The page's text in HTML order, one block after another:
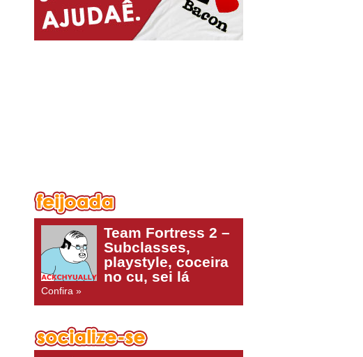
Team Fortress 2 –
Subclasses,
playstyle, coceira
no cu, sei lá
Confira »